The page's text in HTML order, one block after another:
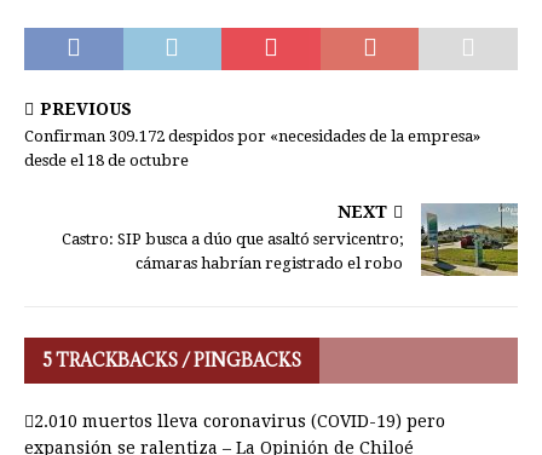
PREVIOUS
Confirman 309.172 despidos por «necesidades de la empresa»
desde el 18 de octubre
NEXT
Castro: SIP busca a dúo que asaltó servicentro;
cámaras habrían registrado el robo
5 TRACKBACKS / PINGBACKS
2.010 muertos lleva coronavirus (COVID-19) pero
expansión se ralentiza – La Opinión de Chiloé